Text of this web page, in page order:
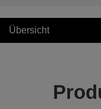
Übersicht